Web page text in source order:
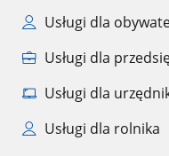
Usługi dla
Usługi dla
Usługi dla
Usługi dla rolnika